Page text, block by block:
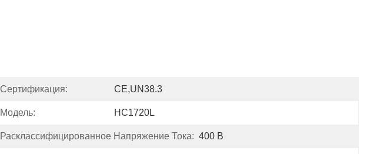
Сертификация: CE,UN38.3
Модель: HC1720L
Расклассифицированное Напряжение Тока: 400 В